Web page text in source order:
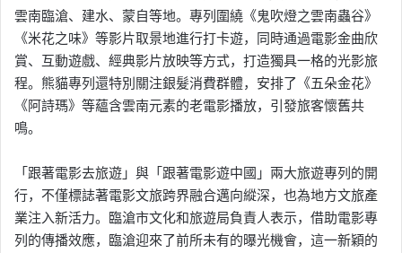
雲南臨滄、建水、蒙自等地。專列圍繞《鬼吹燈之雲南蟲谷》
《米花之味》等影片取景地進行打卡遊，同時通過電影金曲欣
賞、互動遊戲、經典影片放映等方式，打造獨具一格的光影旅
程。熊貓專列還特別關注銀髮消費群體，安排了《五朵金花》
《阿詩瑪》等蘊含雲南元素的老電影播放，引發旅客懷舊共
鳴。
「跟著電影去旅遊」與「跟著電影遊中國」兩大旅遊專列的開
行，不僅標誌著電影文旅跨界融合邁向縱深，也為地方文旅產
業注入新活力。臨滄市文化和旅遊局負責人表示，借助電影專
列的傳播效應，臨滄迎來了前所未有的曝光機會，這一新穎的